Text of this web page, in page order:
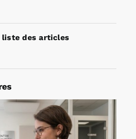
liste des articles